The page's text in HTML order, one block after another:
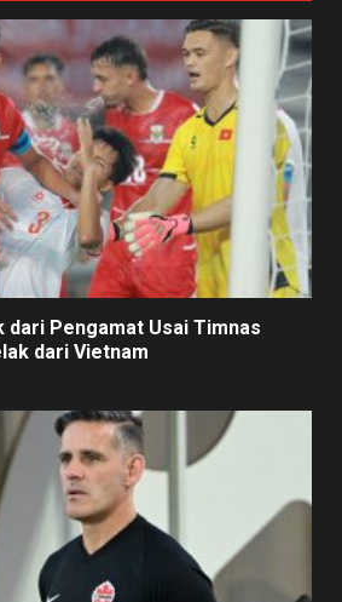
dari Pengamat Usai Timnas
dari Vietnam